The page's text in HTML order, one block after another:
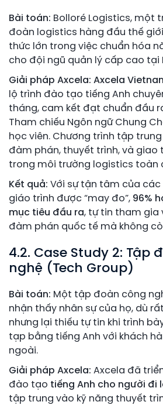
Bài toán: Bolloré Logistics, một
đoàn logistics hàng đầu thế
thức lớn trong việc chuẩn hóa
cho đội ngũ quản lý cấp cao tại
Giải pháp Axcela: Axcela
lộ trình đào tạo tiếng Anh
tháng, cam kết đạt chuẩn đầu ra
Tham chiếu Ngôn ngữ Chung
học viên. Chương trình tập
đàm phán, thuyết trình, và giao
trong môi trường logistics toàn
Kết quả: Với sự tận tâm của các
giáo trình được “may đo”, 96%
mục tiêu đầu ra, tự tin tham gia
đàm phán quốc tế mà không
4.2. Case Study 2: Tập
nghệ (Tech Group)
Bài toán: Một tập đoàn công
nhận thấy nhân sự của họ, dù
nhưng lại thiếu tự tin khi trình
tạp bằng tiếng Anh với khách
ngoài.
Giải pháp Axcela: Axcela đã
đào tạo tiếng Anh cho người đi
tập trung vào kỹ năng thuyết